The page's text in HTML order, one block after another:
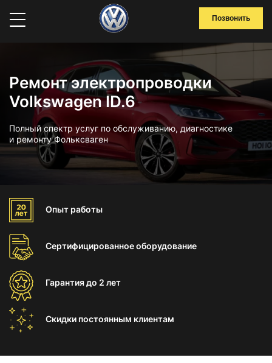
Позвонить
Ремонт электропроводки
Volkswagen ID.6
Полный спектр услуг по обслуживанию, диагностике
и ремонту Фольксваген
Опыт работы
Сертифицированноеоборудование
Гарантиядо 2 лет
Скидки постоянным клиентам